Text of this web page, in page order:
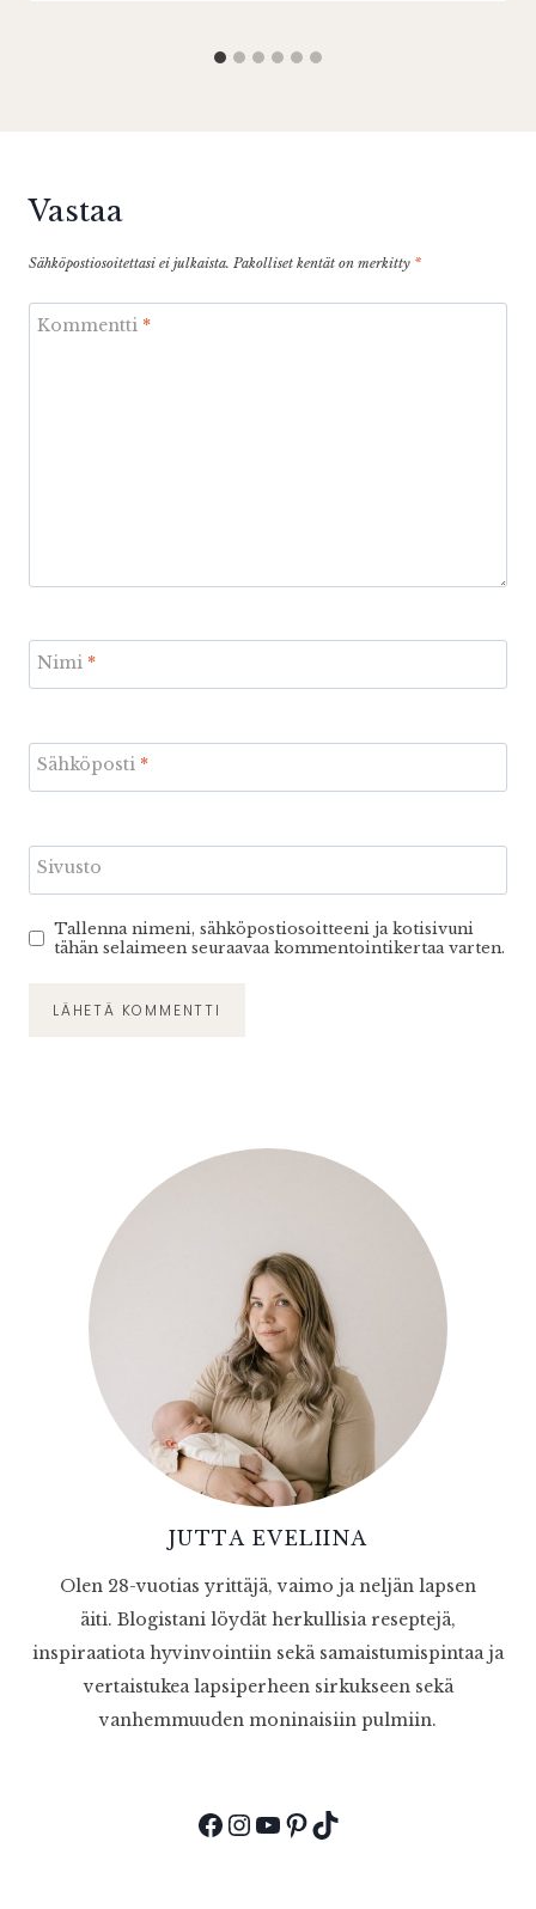
Vastaa
Sähköpostiosoitettasi ei julkaista. Pakolliset kentät on merkitty *
Kommentti *
Nimi *
Sähköposti *
Sivusto
Tallenna nimeni, sähköpostiosoitteeni ja kotisivuni
tähän selaimeen seuraavaa kommentointikertaa varten.
JUTTA EVELIINA
Olen 28-vuotias yrittäjä, vaimo ja neljän lapsen
äiti. Blogistani löydät herkullisia reseptejä,
inspiraatiota hyvinvointiin sekä samaistumispintaa ja
vertaistukea lapsiperheen sirkukseen sekä
vanhemmuuden moninaisiin pulmiin.
Facebook
Instagram
YouTube
Pinterest
TikTok